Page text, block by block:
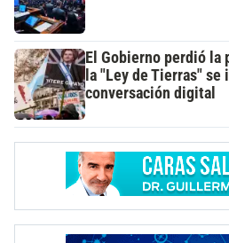
El Gobierno perdió la
la "Ley de Tierras" se
conversación digital